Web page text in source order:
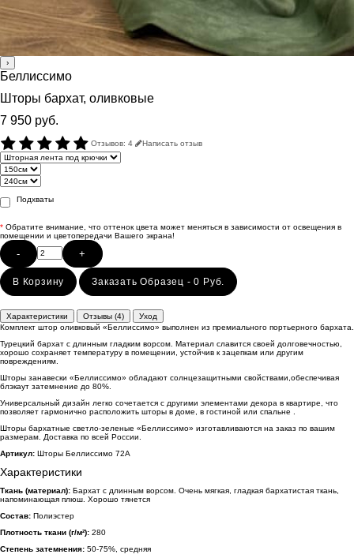
›
Беллиссимо
Шторы бархат, оливковые
7 950 руб.
Отзывов: 4 Написать отзыв
Подхваты
* Обратите внимание, что оттенок цвета может меняться в зависимости от освещения в
помещении и цветопередачи Вашего экрана!
- +
В Корзину Заказать Образец - 0 Руб.
Характеристики Отзывы (4)
Уход
Комплект штор оливковый «Беллиссимо» выполнен из премиального портьерного бархата.
Турецкий бархат с длинным гладким ворсом. Материал славится своей долговечностью,
хорошо сохраняет температуру в помещении, устойчив к зацепкам или другим
повреждениям.
Шторы занавески «Беллиссимо» обладают солнцезащитными свойствами,обеспечивая
блэкаут затемнение до 80%.
Универсальный дизайн легко сочетается с другими элементами декора в квартире, что
позволяет гармонично расположить шторы в доме, в гостиной или спальне .
Шторы бархатные светло-зеленые «Беллиссимо» изготавливаются на заказ по вашим
размерам. Доставка по всей России.
Артикул: Шторы Беллиссимо 72А
Характеристики
Ткань (материал): Бархат с длинным ворсом. Очень мягкая, гладкая бархатистая ткань,
напоминающая плюш. Хорошо тянется
Состав: Полиэстер
Плотность ткани (г/м²): 280
Степень затемнения: 50-75%, средняя